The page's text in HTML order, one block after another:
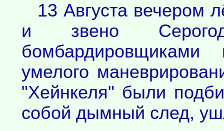
13 Августа вечером
и звено
бомбардировщиками
умелого
"Хейнкеля" были
собой дымный след,